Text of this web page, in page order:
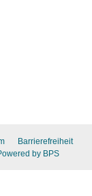
Barrierefreiheit
by BPS